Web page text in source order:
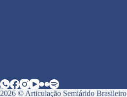
2026 © Articulação Semiárido Brasileiro